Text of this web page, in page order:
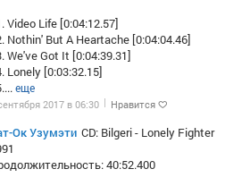
Video Life [0:04:12.57]
Nothin' But A Heartache [0:04:04.46]
We've Got It [0:04:39.31]
Lonely [0:03:32.15]
...еще
2017 в 06:30 Нравится
Ок Узумэти CD: Bilgeri - Lonely Fighter
40:52.400